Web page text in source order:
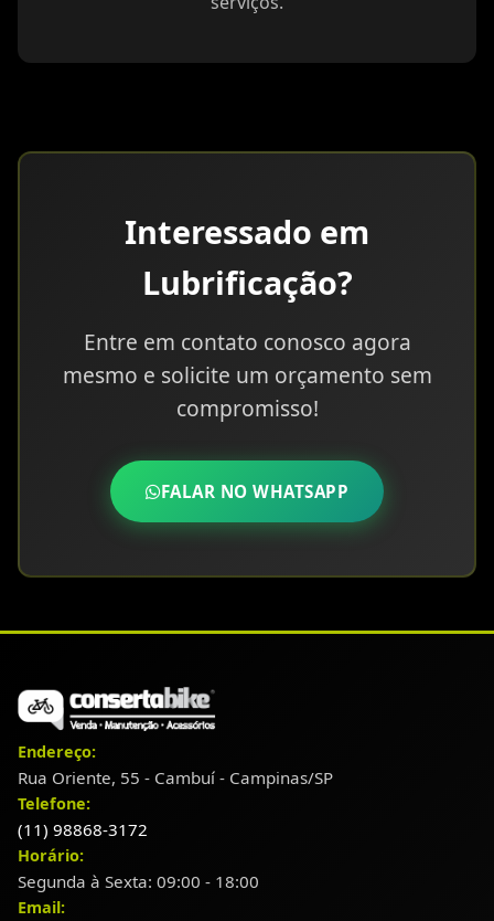
Interessado em
Lubrificação?
Entre em contato conosco agora
mesmo e solicite um orçamento sem
compromisso!
FALAR NO WHATSAPP
Endereço:
Rua Oriente, 55 - Cambuí - Campinas/SP
Telefone:
(11) 98868-3172
Horário:
Segunda à Sexta: 09:00 - 18:00
Email: